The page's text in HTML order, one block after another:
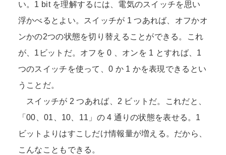
い。1 bit を理解するには、電気のスイッチを思い
浮かべるとよい。スイッチが 1 つあれば、オフかオ
ンかの2つの状態を切り替えることができる。これ
が、1ビットだ。オフを 0 、オンを 1 とすれば、1
つのスイッチを使って、0 か 1 かを表現できるとい
うことだ。
スイッチが 2 つあれば、2 ビットだ。これだと、
「00、01、10、11」の 4 通りの状態を表せる。1
ビットよりはすこしだけ情報量が増える。だから、
こんなこともできる。